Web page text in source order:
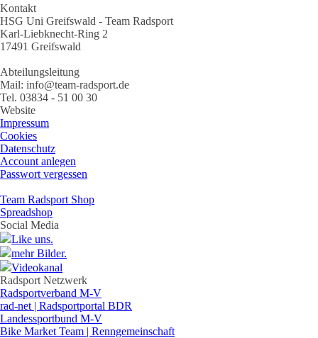
Kontakt
HSG Uni Greifswald - Team Radsport
Karl-Liebknecht-Ring 2
17491 Greifswald
Abteilungsleitung
Mail: info@team-radsport.de
Tel. 03834 - 51 00 30
Website
Impressum
Cookies
Datenschutz
Account anlegen
Passwort vergessen
Team Radsport Shop
Spreadshop
Social Media
Like uns.
mehr Bilder.
Videokanal
Radsport Netzwerk
Radsportverband M-V
rad-net | Radsportportal BDR
Landessportbund M-V
Bike Market Team | Renngemeinschaft